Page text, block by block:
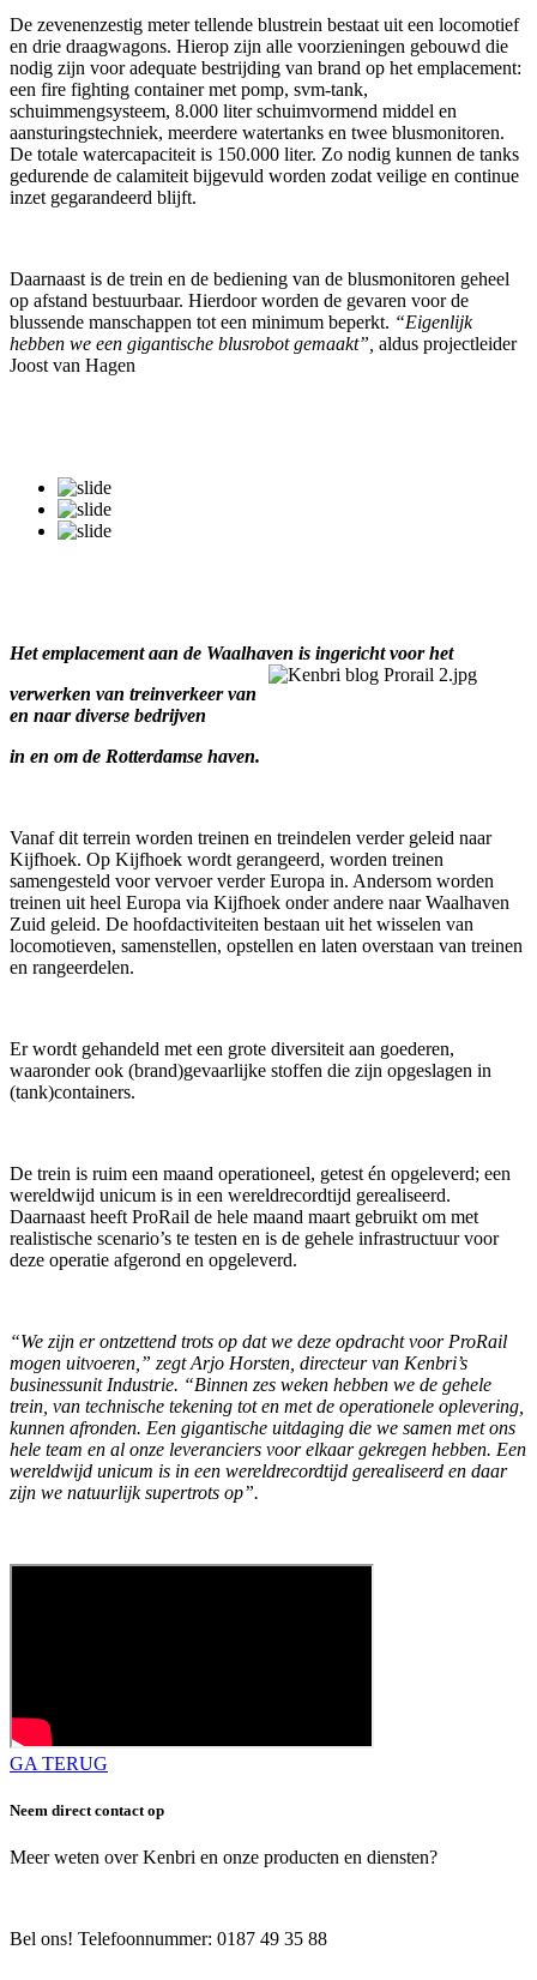
De zevenenzestig meter tellende blustrein bestaat uit een locomotief
en drie draagwagons. Hierop zijn alle voorzieningen gebouwd die
nodig zijn voor adequate bestrijding van brand op het emplacement:
een fire fighting container met pomp, svm-tank,
schuimmengsysteem, 8.000 liter schuimvormend middel en
aansturingstechniek, meerdere watertanks en twee blusmonitoren.
De totale watercapaciteit is 150.000 liter. Zo nodig kunnen de tanks
gedurende de calamiteit bijgevuld worden zodat veilige en continue
inzet gegarandeerd blijft.
Daarnaast is de trein en de bediening van de blusmonitoren geheel
op afstand bestuurbaar. Hierdoor worden de gevaren voor de
blussende manschappen tot een minimum beperkt. “Eigenlijk
hebben we een gigantische blusrobot gemaakt”, aldus projectleider
Joost van Hagen
Het emplacement aan de Waalhaven is ingericht voor het
verwerken van treinverkeer van
en naar diverse bedrijven
in en om de Rotterdamse haven.
Vanaf dit terrein worden treinen en treindelen verder geleid naar
Kijfhoek. Op Kijfhoek wordt gerangeerd, worden treinen
samengesteld voor vervoer verder Europa in. Andersom worden
treinen uit heel Europa via Kijfhoek onder andere naar Waalhaven
Zuid geleid. De hoofdactiviteiten bestaan uit het wisselen van
locomotieven, samenstellen, opstellen en laten overstaan van treinen
en rangeerdelen.
Er wordt gehandeld met een grote diversiteit aan goederen,
waaronder ook (brand)gevaarlijke stoffen die zijn opgeslagen in
(tank)containers.
De trein is ruim een maand operationeel, getest én opgeleverd; een
wereldwijd unicum is in een wereldrecordtijd gerealiseerd.
Daarnaast heeft ProRail de hele maand maart gebruikt om met
realistische scenario’s te testen en is de gehele infrastructuur voor
deze operatie afgerond en opgeleverd.
“We zijn er ontzettend trots op dat we deze opdracht voor ProRail
mogen uitvoeren,” zegt Arjo Horsten, directeur van Kenbri’s
businessunit Industrie. “Binnen zes weken hebben we de gehele
trein, van technische tekening tot en met de operationele oplevering,
kunnen afronden. Een gigantische uitdaging die we samen met ons
hele team en al onze leveranciers voor elkaar gekregen hebben. Een
wereldwijd unicum is in een wereldrecordtijd gerealiseerd en daar
zijn we natuurlijk supertrots op”.
GA TERUG
Neem direct contact op
Meer weten over Kenbri en onze producten en diensten?
Bel ons! Telefoonnummer: 0187 49 35 88